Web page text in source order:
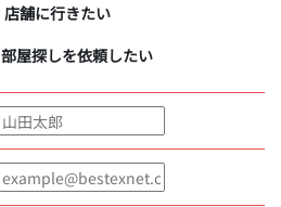
店舗に行きたい
部屋探しを依頼したい